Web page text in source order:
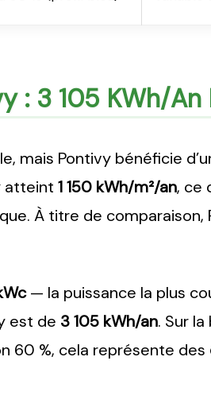
: 3 105 KWh/an
mais Pontivy bénéficie
1 150 kWh/m²/an, ce
À titre de comparaison,
— la puissance la plus
est de 3 105 kWh/an. Sur
60 %, cela représente des